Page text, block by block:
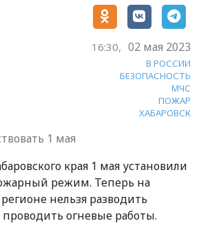
16:30, 02 мая 2023
В РОССИИ
БЕЗОПАСНОСТЬ
МЧС
ПОЖАР
ХАБАРОВСК
1 мая
края 1 мая установили
режим. Теперь на
нельзя разводить
огневые работы.